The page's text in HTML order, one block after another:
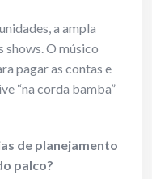
a ampla
shows. O músico
pagar as contas e
“na corda bamba”
de planejamento
palco?